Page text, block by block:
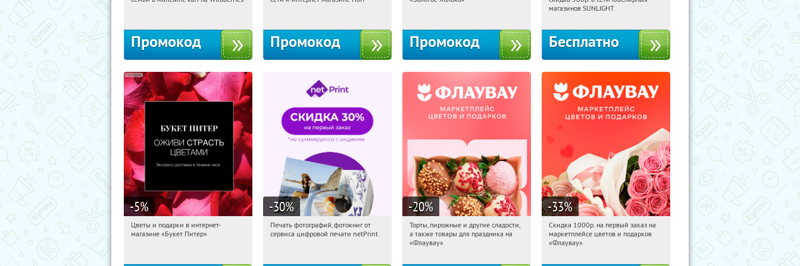
Промокод Промокод Промокод
Россия
магазинов SUNLIGHT
Бесплатно
-5%
01:30:00
Получи первым!
Цветы и подарки в интернет-
магазине «Букет Питер»
-30%
01:30:00 Получили:
Печать фотографий, фотокниг от
сервиса цифровой печати netPrint
-20%
01:30:00 Получили:
Россия
Торты, пирожные и другие сладости,
а также товары для праздника на
«Флаувау»
-33%
01:30:00 Получили:
Россия
Скидка 1000р. на первый заказ на
маркетплейсе цветов и подарков
«Флаувау»